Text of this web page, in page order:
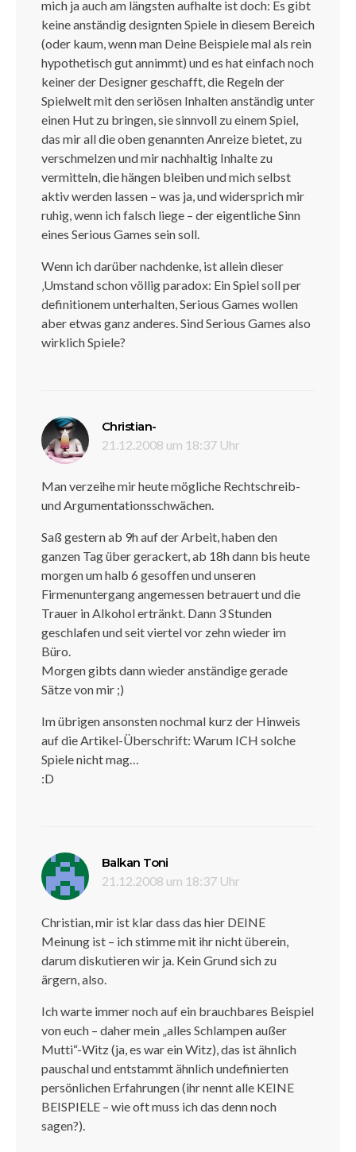
mich ja auch am längsten aufhalte ist doch: Es gibt
keine anständig designten Spiele in diesem Bereich
(oder kaum, wenn man Deine Beispiele mal als rein
hypothetisch gut annimmt) und es hat einfach noch
keiner der Designer geschafft, die Regeln der
Spielwelt mit den seriösen Inhalten anständig unter
einen Hut zu bringen, sie sinnvoll zu einem Spiel,
das mir all die oben genannten Anreize bietet, zu
verschmelzen und mir nachhaltig Inhalte zu
vermitteln, die hängen bleiben und mich selbst
aktiv werden lassen – was ja, und widersprich mir
ruhig, wenn ich falsch liege – der eigentliche Sinn
eines Serious Games sein soll.
Wenn ich darüber nachdenke, ist allein dieser
‚Umstand schon völlig paradox: Ein Spiel soll per
definitionem unterhalten, Serious Games wollen
aber etwas ganz anderes. Sind Serious Games also
wirklich Spiele?
Christian-
21.12.2008 um 18:37 Uhr
Man verzeihe mir heute mögliche Rechtschreib-
und Argumentationsschwächen.
Saß gestern ab 9h auf der Arbeit, haben den
ganzen Tag über gerackert, ab 18h dann bis heute
morgen um halb 6 gesoffen und unseren
Firmenuntergang angemessen betrauert und die
Trauer in Alkohol ertränkt. Dann 3 Stunden
geschlafen und seit viertel vor zehn wieder im
Büro.
Morgen gibts dann wieder anständige gerade
Sätze von mir ;)
Im übrigen ansonsten nochmal kurz der Hinweis
auf die Artikel-Überschrift: Warum ICH solche
Spiele nicht mag…
:D
Balkan Toni
21.12.2008 um 18:37 Uhr
Christian, mir ist klar dass das hier DEINE
Meinung ist – ich stimme mit ihr nicht überein,
darum diskutieren wir ja. Kein Grund sich zu
ärgern, also.
Ich warte immer noch auf ein brauchbares Beispiel
von euch – daher mein „alles Schlampen außer
Mutti“-Witz (ja, es war ein Witz), das ist ähnlich
pauschal und entstammt ähnlich undefinierten
persönlichen Erfahrungen (ihr nennt alle KEINE
BEISPIELE – wie oft muss ich das denn noch
sagen?).